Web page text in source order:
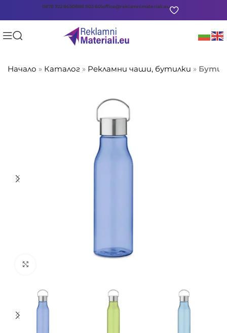
0878 722 8650888 903 601office@reklamnimateriali.eu
Начало » Каталог » Рекламни чаши, бутилки »